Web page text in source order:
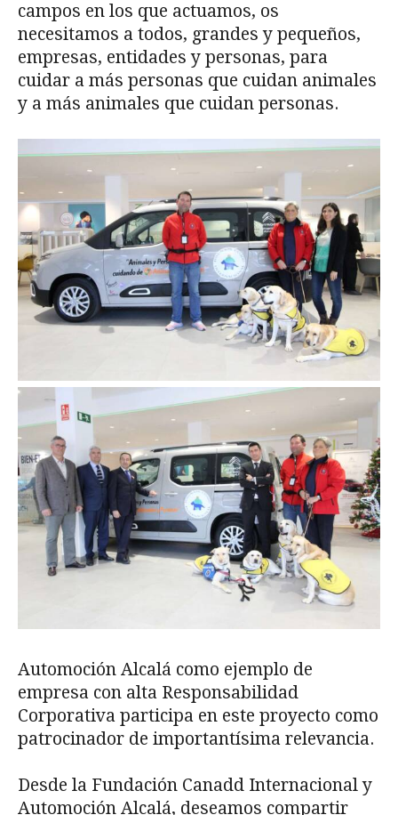
campos en los que actuamos, os
necesitamos a todos, grandes y pequeños,
empresas, entidades y personas, para
cuidar a más personas que cuidan animales
y a más animales que cuidan personas.
Automoción Alcalá como ejemplo de
empresa con alta Responsabilidad
Corporativa participa en este proyecto como
patrocinador de importantísima relevancia.
Desde la Fundación Canadd Internacional y
Automoción Alcalá, deseamos compartir